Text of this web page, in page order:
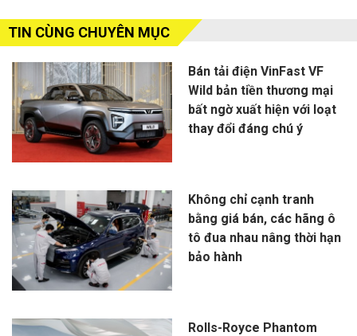
TIN CÙNG CHUYÊN MỤC
Bán tải điện VinFast VF
Wild bản tiền thương mại
bất ngờ xuất hiện với loạt
thay đổi đáng chú ý
Không chỉ cạnh tranh
bằng giá bán, các hãng ô
tô đua nhau nâng thời hạn
bảo hành
Rolls-Royce Phantom